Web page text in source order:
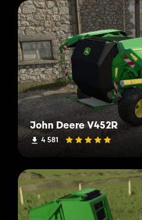
John Deere V452R
4 581